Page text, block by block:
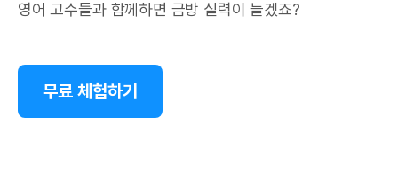
영어 고수들과 함께하면 금방 실력이 늘겠죠?
무료 체험하기